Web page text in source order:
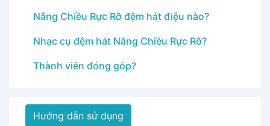
Nắng Chiều Rực Rỡ đệm hát điệu nào?
Nhạc cụ đệm hát Nắng Chiều Rực Rỡ?
Thành viên đóng góp?
Hướng dẫn sử dụng